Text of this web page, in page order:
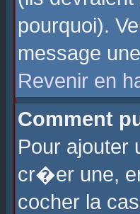
pourquoi).
message
Revenir en
Comment
Pour ajouter
cr�er une,
cocher la